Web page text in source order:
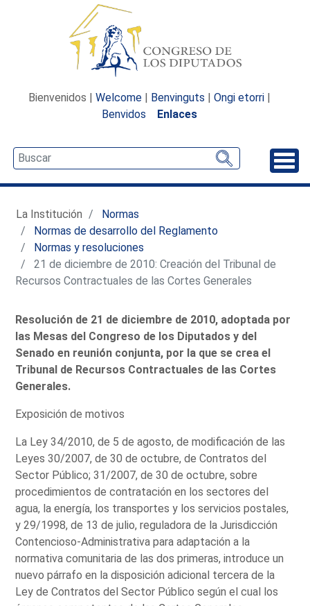
Bienvenidos | Welcome | Benvinguts | Ongi etorri |
Benvidos
Enlaces
La Institución
Normas
Normas de desarrollo del Reglamento
Normas y resoluciones
21 de diciembre de 2010: Creación del Tribunal de
Recursos Contractuales de las Cortes Generales
Resolución de 21 de diciembre de 2010, adoptada por
las Mesas del Congreso de los Diputados y del
Senado en reunión conjunta, por la que se crea el
Tribunal de Recursos Contractuales de las Cortes
Generales.
Exposición de motivos
La Ley 34/2010, de 5 de agosto, de modificación de las
Leyes 30/2007, de 30 de octubre, de Contratos del
Sector Público; 31/2007, de 30 de octubre, sobre
procedimientos de contratación en los sectores del
agua, la energía, los transportes y los servicios postales,
y 29/1998, de 13 de julio, reguladora de la Jurisdicción
Contencioso-Administrativa para adaptación a la
normativa comunitaria de las dos primeras, introduce un
nuevo párrafo en la disposición adicional tercera de la
Ley de Contratos del Sector Público según el cual los